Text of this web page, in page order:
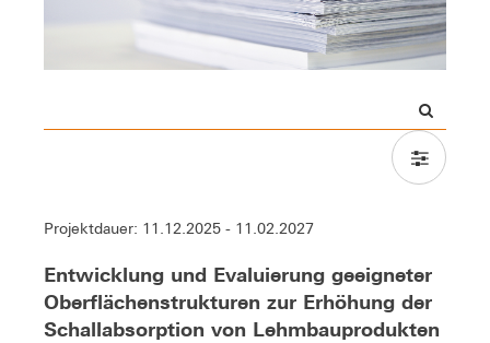
Projektdauer: 11.12.2025 - 11.02.2027
Entwicklung und Evaluierung geeigneter
Oberflächenstrukturen zur Erhöhung der
Schallabsorption von Lehmbauprodukten